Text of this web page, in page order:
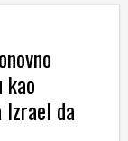
kao
Izrael da